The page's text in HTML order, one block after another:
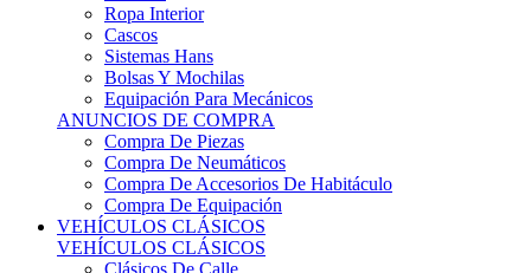
Ropa Interior
Cascos
Sistemas Hans
Bolsas Y Mochilas
Equipación Para Mecánicos
ANUNCIOS DE COMPRA
Compra De Piezas
Compra De Neumáticos
Compra De Accesorios De Habitáculo
Compra De Equipación
VEHÍCULOS CLÁSICOS
VEHÍCULOS CLÁSICOS
Clásicos De Calle